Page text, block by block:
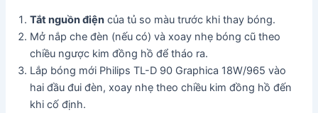
Tắt nguồn điện của tủ so màu trước khi thay bóng.
Mở nắp che đèn (nếu có) và xoay nhẹ bóng cũ theo
chiều ngược kim đồng hồ để tháo ra.
Lắp bóng mới Philips TL-D 90 Graphica 18W/965 vào
hai đầu đui đèn, xoay nhẹ theo chiều kim đồng hồ đến
khi cố định.